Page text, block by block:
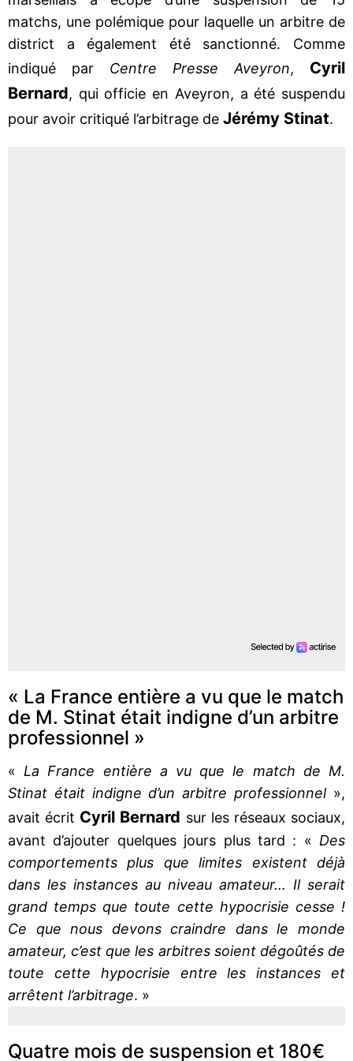
matchs, une polémique pour laquelle un arbitre de
district a également été sanctionné. Comme
indiqué par Centre Presse Aveyron, Cyril
Bernard, qui officie en Aveyron, a été suspendu
pour avoir critiqué l’arbitrage de Jérémy Stinat.
« La France entière a vu que le match
de M. Stinat était indigne d’un arbitre
professionnel »
« La France entière a vu que le match de M.
Stinat était indigne d’un arbitre professionnel»,
avait écrit Cyril Bernard sur les réseaux sociaux,
avant d’ajouter quelques jours plus tard : « Des
comportements plus que limites existent déjà
dans les instances au niveau amateur… Il serait
grand temps que toute cette hypocrisie cesse !
Ce que nous devons craindre dans le monde
amateur, c’est que les arbitres soient dégoûtés de
toute cette hypocrisie entre les instances et
arrêtent l’arbitrage. »
Quatre mois de suspension et 180€